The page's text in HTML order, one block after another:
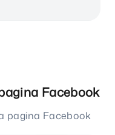
Facebook
pagina Facebook